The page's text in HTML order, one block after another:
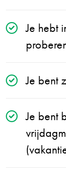
Je hebt
Je bent
Je bent